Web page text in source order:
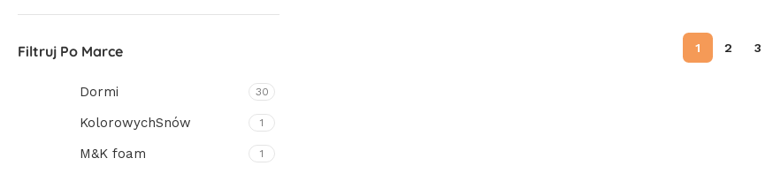
Filtruj Po Marce
Dormi 30
KolorowychSnów 1
M&K foam 1
1 2 3